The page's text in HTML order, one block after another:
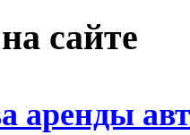
сайте
аренды